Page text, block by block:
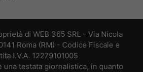
di WEB 365 SRL - Via Nicola
Roma (RM) - Codice Fiscale e
I.V.A. 12279101005
una testata giornalistica, in quanto